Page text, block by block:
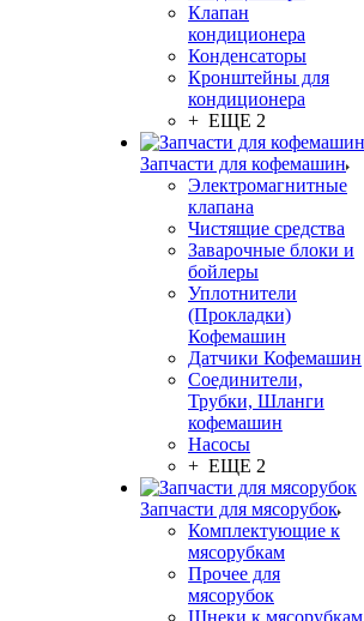
Клапан
кондиционера
Конденсаторы
Кронштейны для
кондиционера
+ ЕЩЕ 2
Запчасти для кофемашин
Электромагнитные
клапана
Чистящие средства
Заварочные блоки и
бойлеры
Уплотнители
(Прокладки)
Кофемашин
Датчики Кофемашин
Соединители,
Трубки, Шланги
кофемашин
Насосы
+ ЕЩЕ 2
Запчасти для мясорубок
Комплектующие к
мясорубкам
Прочее для
мясорубок
Шнеки к мясорубкам